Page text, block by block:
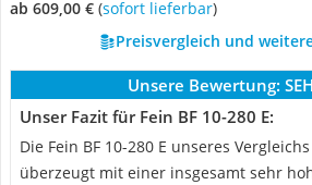
ab 609,00 € ( Sofort lieferbar)
Preisvergleich und
Unsere Bewertung:
Unser Fazit für Fein BF 10-280 E:
Die Fein BF 10-280 E unseres
überzeugt mit einer insgesamt sehr